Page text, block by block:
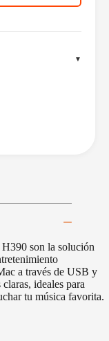
son la solución
a través de USB y
ideales para
tu música favorita.